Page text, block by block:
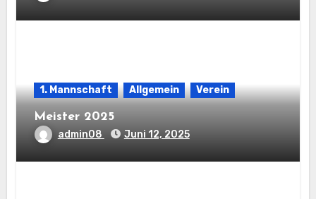
1. Mannschaft Allgemein Verein
Meister 2025
admin08 Juni 12, 2025